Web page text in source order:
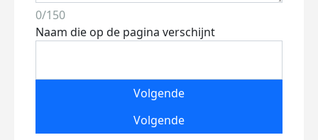
0/150
Naam die op de pagina verschijnt
Volgende
Volgende